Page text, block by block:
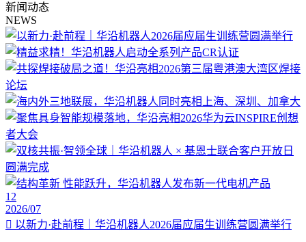
新闻动态
NEWS
12
2026/07
以新力·赴前程｜华沿机器人2026届应届生训练营圆满举行